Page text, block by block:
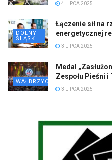
4 LIPCA 2025
DOLNY
ŚLĄSK
Łączenie sił na
energetycznej
3 LIPCA 2025
WAŁBRZYCH
Medal
Zespołu Pieśni i
3 LIPCA 2025